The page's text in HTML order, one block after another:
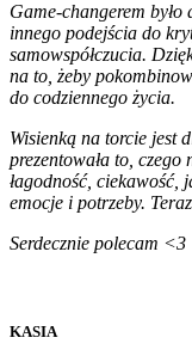
Game-changerem
innego podejścia do
samowspółczucia.
na to, żeby
do codziennego życia.
Wisienką na torcie jest
prezentowała to, czego
łagodność, ciekawość,
emocje i potrzeby.
Serdecznie polecam <3
KASIA